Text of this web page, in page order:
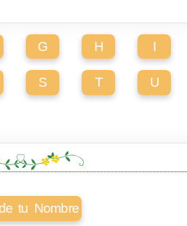
G H I
S T U
tu Nombre